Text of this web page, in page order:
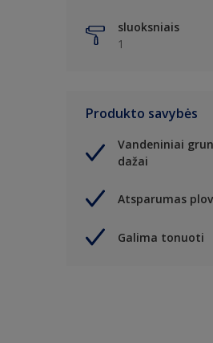
sluoksniais
1
Produkto savybės
Vandeniniai
dažai
Atsparumas
Galima tonuoti